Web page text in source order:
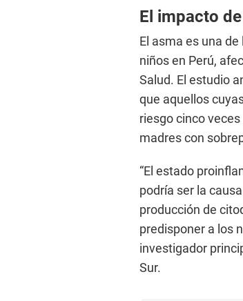
El impacto
El asma es una
niños en Perú,
Salud. El estudio
que aquellos
riesgo cinco
madres con
“El estado
podría ser la
producción de
predisponer a los
investigador
Sur.